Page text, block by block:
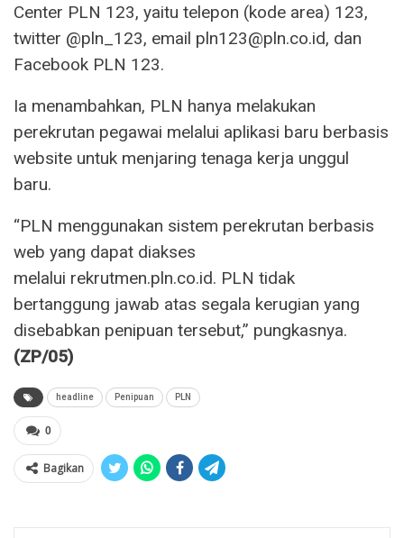
Center PLN 123, yaitu telepon (kode area) 123,
twitter @pln_123, email pln123@pln.co.id, dan
Facebook PLN 123.
Ia menambahkan, PLN hanya melakukan
perekrutan pegawai melalui aplikasi baru berbasis
website untuk menjaring tenaga kerja unggul
baru.
“PLN menggunakan sistem perekrutan berbasis
web yang dapat diakses
melalui rekrutmen.pln.co.id. PLN tidak
bertanggung jawab atas segala kerugian yang
disebabkan penipuan tersebut,” pungkasnya.
(ZP/05)
headline Penipuan PLN
0
Bagikan